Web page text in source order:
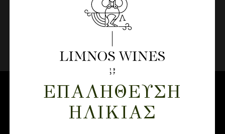
Χάσατε τον κωδικό σας;
ΕΠΑΛΉΘΕΥΣΗ
ΗΛΙΚΊΑΣ